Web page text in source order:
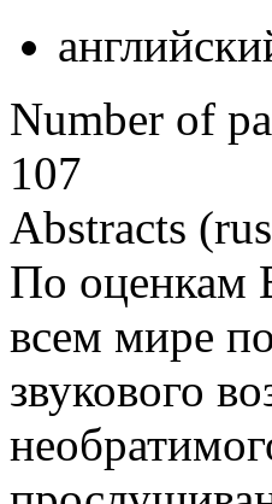
Number of
107
Abstracts
По оценкам
всем мире
звукового